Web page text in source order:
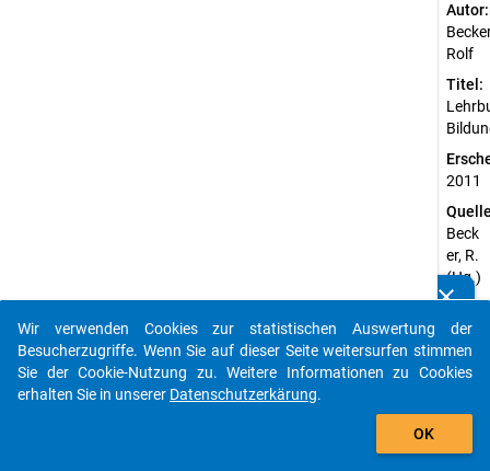
Rolf
Titel:
2011
Beck
er, R.
(Hg.)
.
(201
Lehr
buch
clear
Kennen Sie Publikationen, die auf Basis unserer
Datenpakete entstanden sind? Dann teilen Sie uns diese
bitte mit...
auto_stories
Wir verwenden Cookies zur statistischen Auswertung der
Besucherzugriffe. Wenn Sie auf dieser Seite weitersurfen stimmen
Sie der Cookie-Nutzung zu. Weitere Informationen zu Cookies
erhalten Sie in unserer Datenschutzerkärung.
OK